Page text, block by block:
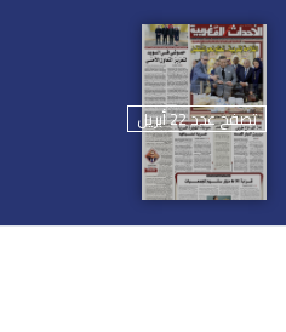
تصفح عدد 22 أبريل